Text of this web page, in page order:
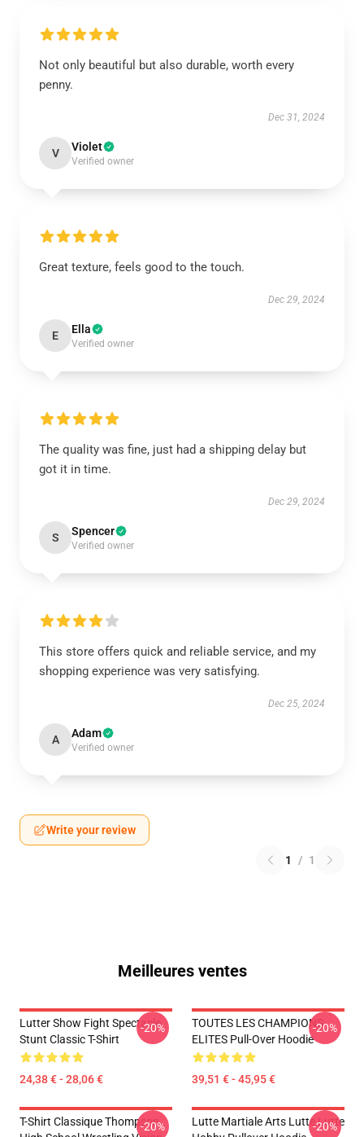
Not only beautiful but also durable, worth every
penny.
Dec 31, 2024
V Violet
Verified owner
Great texture, feels good to the touch.
Dec 29, 2024
E Ella
Verified owner
The quality was fine, just had a shipping delay but
got it in time.
Dec 29, 2024
S Spencer
Verified owner
This store offers quick and reliable service, and my
shopping experience was very satisfying.
Dec 25, 2024
A Adam
Verified owner
Write your review
1 / 1
Meilleures ventes
Lutter Show Fight Spectacle
Stunt Classic T-Shirt
24,38 € - 28,06 €
-20%
TOUTES LES CHAMPIONS
ELITES Pull-Over Hoodie
39,51 € - 45,95 €
-20%
T-Shirt Classique Thompson
-20%
Lutte Martiale Arts Lutte Lutte
-20%